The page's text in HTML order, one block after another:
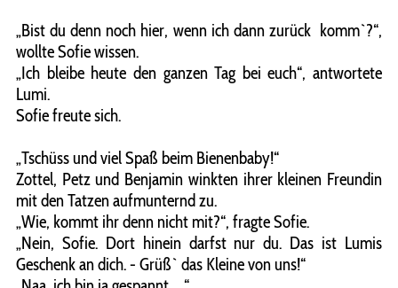
„Bist du denn noch hier, wenn ich dann zurück komm`?“,
wollte Sofie wissen.
„Ich bleibe heute den ganzen Tag bei euch“, antwortete
Lumi.
Sofie freute sich.
„Tschüss und viel Spaß beim Bienenbaby!“
Zottel, Petz und Benjamin winkten ihrer kleinen Freundin
mit den Tatzen aufmunternd zu.
„Wie, kommt ihr denn nicht mit?“, fragte Sofie.
„Nein, Sofie. Dort hinein darfst nur du. Das ist Lumis
Geschenk an dich. - Grüß` das Kleine von uns!“